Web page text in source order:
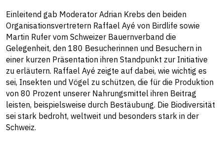
Einleitend gab Moderator Adrian Krebs den beiden
Organisationsvertretern Raffael Ayé von Birdlife sowie
Martin Rufer vom Schweizer Bauernverband die
Gelegenheit, den 180 Besucherinnen und Besuchern in
einer kurzen Präsentation ihren Standpunkt zur Initiative
zu erläutern. Raffael Ayé zeigte auf dabei, wie wichtig es
sei, Insekten und Vögel zu schützen, die für die Produktion
von 80 Prozent unserer Nahrungsmittel ihren Beitrag
leisten, beispielsweise durch Bestäubung. Die Biodiversität
sei stark bedroht, weltweit und besonders stark in der
Schweiz.